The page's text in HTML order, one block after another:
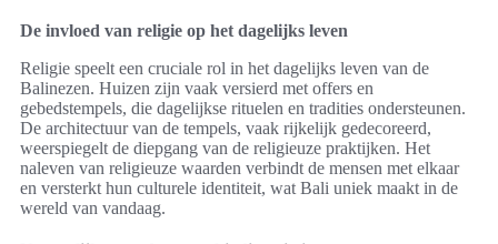
De invloed van religie op het dagelijks leven
Religie speelt een cruciale rol in het dagelijks leven van de
Balinezen. Huizen zijn vaak versierd met offers en
gebedstempels, die dagelijkse rituelen en tradities ondersteunen.
De architectuur van de tempels, vaak rijkelijk gedecoreerd,
weerspiegelt de diepgang van de religieuze praktijken. Het
naleven van religieuze waarden verbindt de mensen met elkaar
en versterkt hun culturele identiteit, wat Bali uniek maakt in de
wereld van vandaag.